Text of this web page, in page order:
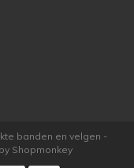
banden en velgen -
Shopmonkey